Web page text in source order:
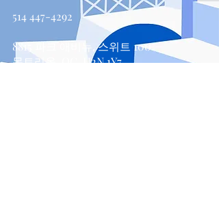
514 447-4292
8815 파크 애비뉴, 스위트 100
몬트리올, QC, H2N 1Y7